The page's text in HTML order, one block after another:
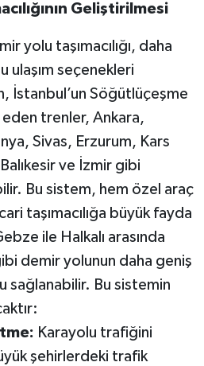
Geliştirilmesi
yolu taşımacılığı, daha
ulaşım seçenekleri
İstanbul’un Söğütlüçeşme
trenler, Ankara,
Sivas, Erzurum, Kars
ve İzmir gibi
Bu sistem, hem özel araç
taşımacılığa büyük fayda
ile Halkalı arasında
demir yolunun daha geniş
sağlanabilir. Bu sistemin
Karayolu trafiğini
şehirlerdeki trafik